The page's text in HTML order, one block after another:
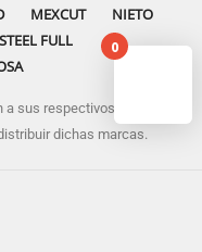
MEXCUT
NIETO
STEEL FULL
sus respectivos dueños
dichas marcas.
0